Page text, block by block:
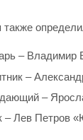
– Владимир
–
–
– Лев Петров